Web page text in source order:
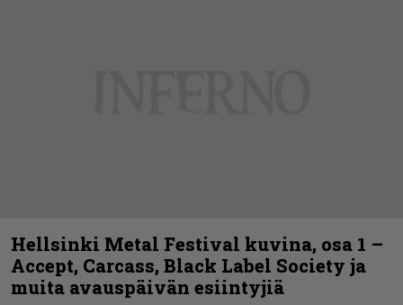
Hellsinki Metal Festival kuvina, osa 1 –
Accept, Carcass, Black Label Society ja
muita avauspäivän esiintyjiä